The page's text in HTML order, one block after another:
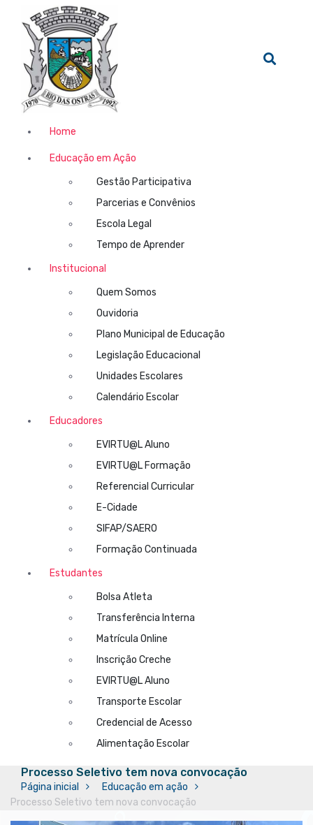
Home
Educação em Ação
Gestão Participativa
Parcerias e Convênios
Escola Legal
Tempo de Aprender
Institucional
Quem Somos
Ouvidoria
Plano Municipal de Educação
Legislação Educacional
Unidades Escolares
Calendário Escolar
Educadores
EVIRTU@L Aluno
EVIRTU@L Formação
Referencial Curricular
E-Cidade
SIFAP/SAERO
Formação Continuada
Estudantes
Bolsa Atleta
Transferência Interna
Matrícula Online
Inscrição Creche
EVIRTU@L Aluno
Transporte Escolar
Credencial de Acesso
Alimentação Escolar
Processo Seletivo tem nova convocação
Página inicial
Educação em ação
Processo Seletivo tem nova convocação